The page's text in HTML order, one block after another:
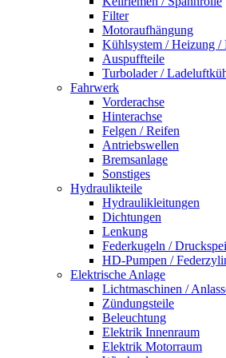
Filter
Motoraufhängung
Kühlsystem / Heizung /
Auspuffteile
Turbolader /
Fahrwerk
Vorderachse
Hinterachse
Felgen / Reifen
Antriebswellen
Bremsanlage
Sonstiges
Hydraulikteile
Hydraulikleitungen
Dichtungen
Lenkung
Federkugeln /
HD-Pumpen /
Elektrische Anlage
Lichtmaschinen /
Zündungsteile
Beleuchtung
Elektrik Innenraum
Elektrik Motorraum